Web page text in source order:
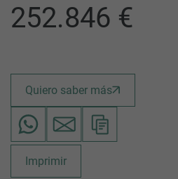
252.846 €
Quiero saber más
Imprimir